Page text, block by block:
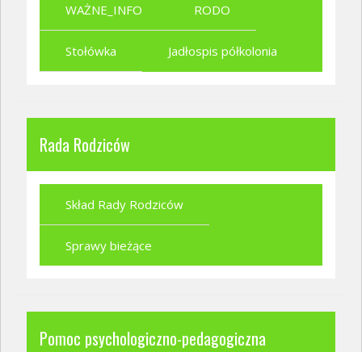
WAŻNE_INFO RODO
Stołówka Jadłospis półkolonia
Rada Rodziców
Skład Rady Rodziców
Sprawy bieżące
Pomoc psychologiczno-pedagogiczna